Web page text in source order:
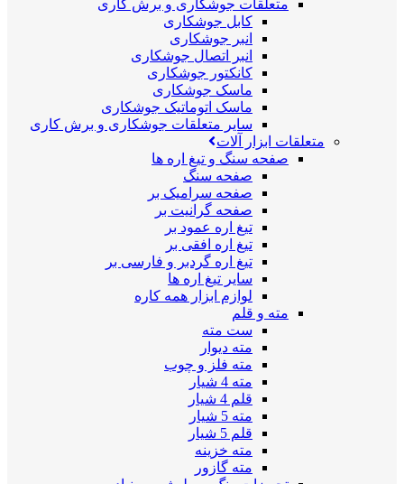
متعلقات جوشکاری و برش کاری
کابل جوشکاری
انبر جوشکاری
انبر اتصال جوشکاری
کانکتور جوشکاری
ماسک جوشکاری
ماسک اتوماتیک جوشکاری
سایر متعلقات جوشکاری و برش کاری
متعلقات ابزار آلات
صفحه سنگ و تیغ اره ها
صفحه سنگ
صفحه سرامیک بر
صفحه گرانیت بر
تیغ اره عمود بر
تیغ اره افقی بر
تیغ اره گردبر و فارسی بر
سایر تیغ اره ها
لوازم ابزار همه کاره
مته و قلم
ست مته
مته دیوار
مته فلز و چوب
مته 4 شیار
قلم 4 شیار
مته 5 شیار
قلم 5 شیار
مته خزینه
مته گازور